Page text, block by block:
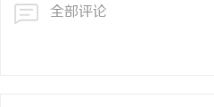
全部评论